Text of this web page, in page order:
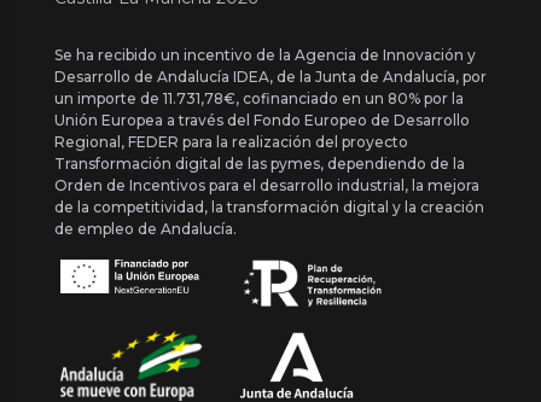
Se ha recibido un incentivo de la Agencia de Innovación y
Desarrollo de Andalucía IDEA, de la Junta de Andalucía, por
un importe de 11.731,78€, cofinanciado en un 80% por la
Unión Europea a través del Fondo Europeo de Desarrollo
Regional, FEDER para la realización del proyecto
Transformación digital de las pymes, dependiendo de la
Orden de Incentivos para el desarrollo industrial, la mejora
de la competitividad, la transformación digital y la creación
de empleo de Andalucía.